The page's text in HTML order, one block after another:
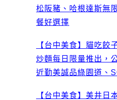
松阪豬、哈根達斯無
餐好選擇
【台中美食】貓吃餃
炒麵每日限量推出，
近勤美誠品綠園道、
【台中美食】美井日